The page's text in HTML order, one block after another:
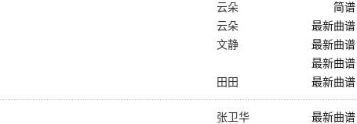
云朵 简谱
云朵 最新曲谱
文静 最新曲谱
最新曲谱
田田 最新曲谱
张卫华 最新曲谱